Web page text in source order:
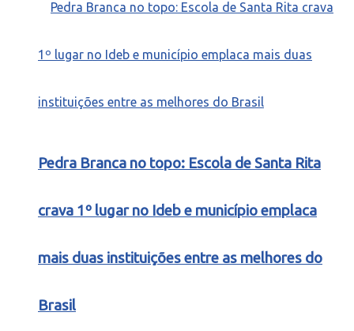
Pedra Branca no topo: Escola de Santa Rita
crava 1º lugar no Ideb e município emplaca
mais duas instituições entre as melhores do
Brasil